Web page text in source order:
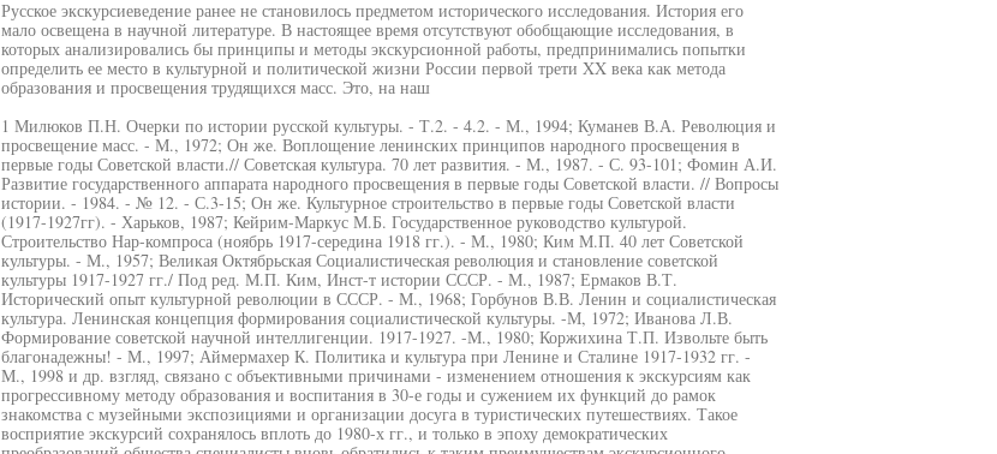
Русское экскурсиеведение ранее не становилось предметом исторического исследования. История его
мало освещена в научной литературе. В настоящее время отсутствуют обобщающие исследования, в
которых анализировались бы принципы и методы экскурсионной работы, предпринимались попытки
определить ее место в культурной и политической жизни России первой трети XX века как метода
образования и просвещения трудящихся масс. Это, на наш
1 Милюков П.Н. Очерки по истории русской культуры. - Т.2. - 4.2. - М., 1994; Куманев В.А. Революция и
просвещение масс. - М., 1972; Он же. Воплощение ленинских принципов народного просвещения в
первые годы Советской власти.// Советская культура. 70 лет развития. - М., 1987. - С. 93-101; Фомин А.И.
Развитие государственного аппарата народного просвещения в первые годы Советской власти. // Вопросы
истории. - 1984. - № 12. - С.3-15; Он же. Культурное строительство в первые годы Советской власти
(1917-1927гг). - Харьков, 1987; Кейрим-Маркус М.Б. Государственное руководство культурой.
Строительство Нар-компроса (ноябрь 1917-середина 1918 гг.). - М., 1980; Ким М.П. 40 лет Советской
культуры. - М., 1957; Великая Октябрьская Социалистическая революция и становление советской
культуры 1917-1927 гг./ Под ред. М.П. Ким, Инст-т истории СССР. - М., 1987; Ермаков В.Т.
Исторический опыт культурной революции в СССР. - М., 1968; Горбунов В.В. Ленин и социалистическая
культура. Ленинская концепция формирования социалистической культуры. -М, 1972; Иванова Л.В.
Формирование советской научной интеллигенции. 1917-1927. -М., 1980; Коржихина Т.П. Извольте быть
благонадежны! - М., 1997; Аймермахер К. Политика и культура при Ленине и Сталине 1917-1932 гг. -
М., 1998 и др. взгляд, связано с объективными причинами - изменением отношения к экскурсиям как
прогрессивному методу образования и воспитания в 30-е годы и сужением их функций до рамок
знакомства с музейными экспозициями и организации досуга в туристических путешествиях. Такое
восприятие экскурсий сохранялось вплоть до 1980-х гг., и только в эпоху демократических